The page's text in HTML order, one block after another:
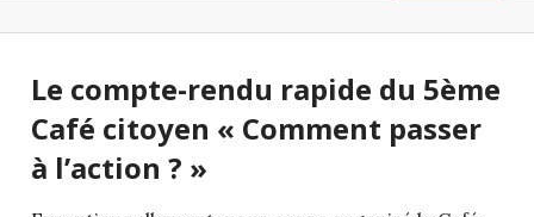
Le compte-rendu rapide du 5ème
Café citoyen « Comment passer
à l’action ? »